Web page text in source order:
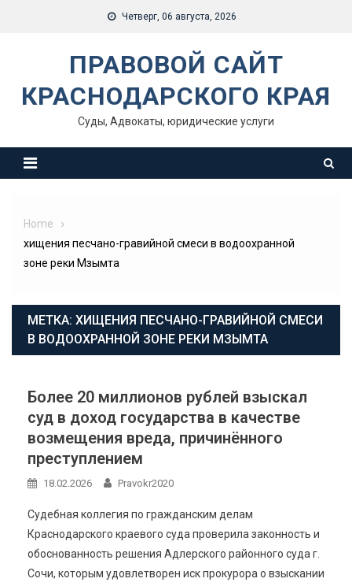
Четверг, 06 августа, 2026
ПРАВОВОЙ САЙТ
КРАСНОДАРСКОГО КРАЯ
Суды, Адвокаты, юридические услуги
Home
хищения песчано-гравийной смеси в водоохранной
зоне реки Мзымта
МЕТКА: ХИЩЕНИЯ ПЕСЧАНО-ГРАВИЙНОЙ СМЕСИ
В ВОДООХРАННОЙ ЗОНЕ РЕКИ МЗЫМТА
Более 20 миллионов рублей взыскал
суд в доход государства в качестве
возмещения вреда, причинённого
преступлением
18.02.2026 Pravokr2020
Судебная коллегия по гражданским делам
Краснодарского краевого суда проверила законность и
обоснованность решения Адлерского районного суда г.
Сочи, которым удовлетворен иск прокурора о взыскании